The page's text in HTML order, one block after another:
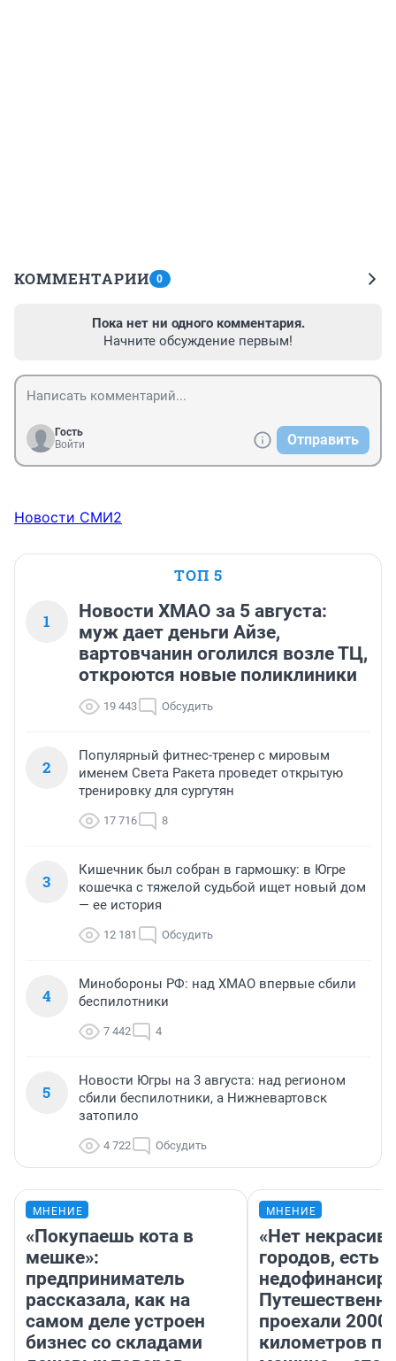
КОММЕНТАРИИ 0
Пока нет ни одного комментария.
Начните обсуждение первым!
Гость
Войти
Отправить
Новости СМИ2
ТОП 5
1
Новости ХМАО за 5 августа:
муж дает деньги Айзе,
вартовчанин оголился возле ТЦ,
откроются новые поликлиники
19 443 Обсудить
2
Популярный фитнес-тренер с мировым
именем Света Ракета проведет открытую
тренировку для сургутян
17 716 8
3
Кишечник был собран в гармошку: в Югре
кошечка с тяжелой судьбой ищет новый дом
— ее история
12 181 Обсудить
4
Минобороны РФ: над ХМАО впервые сбили
беспилотники
7 442 4
5
Новости Югры на 3 августа: над регионом
сбили беспилотники, а Нижневартовск
затопило
4 722 Обсудить
МНЕНИЕ
«Покупаешь кота в
мешке»:
предприниматель
рассказала, как на
самом деле устроен
бизнес со складами
МНЕНИЕ
«Нет
городов, есть
проехали 2000
километров по